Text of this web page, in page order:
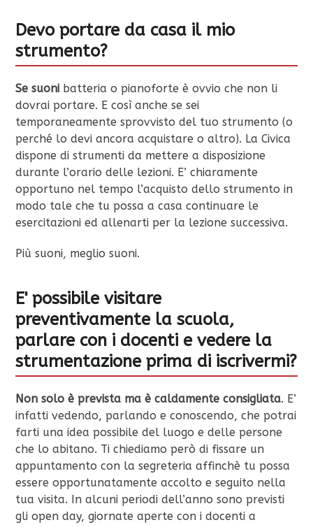
Devo portare da casa il mio
strumento?
Se suoni batteria o pianoforte è ovvio che non li
dovrai portare. E così anche se sei
temporaneamente sprovvisto del tuo strumento (o
perché lo devi ancora acquistare o altro). La Civica
dispone di strumenti da mettere a disposizione
durante l’orario delle lezioni. E’ chiaramente
opportuno nel tempo l’acquisto dello strumento in
modo tale che tu possa a casa continuare le
esercitazioni ed allenarti per la lezione successiva.
Più suoni, meglio suoni.
E' possibile visitare
preventivamente la scuola,
parlare con i docenti e vedere la
strumentazione prima di iscrivermi?
Non solo è prevista ma è caldamente consigliata. E’
infatti vedendo, parlando e conoscendo, che potrai
farti una idea possibile del luogo e delle persone
che lo abitano. Ti chiediamo però di fissare un
appuntamento con la segreteria affinchè tu possa
essere opportunatamente accolto e seguito nella
tua visita. In alcuni periodi dell’anno sono previsti
gli open day, giornate aperte con i docenti a